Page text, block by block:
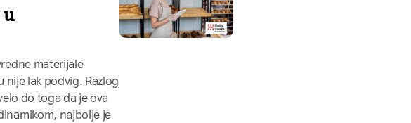
materijale
lak podvig. Razlog
do toga da je ova
najbolje je